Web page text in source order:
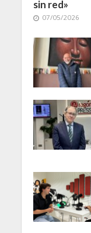
sin red»
07/05/2026